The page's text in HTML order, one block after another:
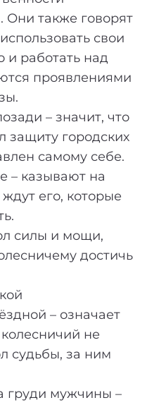
также говорят
свои
и работать над
проявлениями
– значит, что
защиту городских
самому себе.
– казывают на
его, которые
силы и мощи,
достичь
– означает
не
судьбы, за ним
груди мужчины –